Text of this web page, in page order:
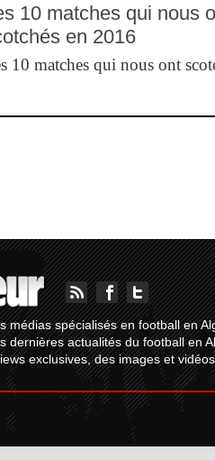
10 matches qui nous
en 2016
10 matches qui nous ont
médias spécialisés en football en
dernières actualités du football en
exclusives, des images et